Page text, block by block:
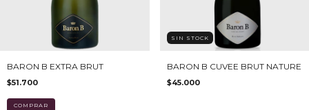
BARON B EXTRA BRUT
$51.700
SIN STOCK
BARON B CUVEE BRUT NATURE
$45.000